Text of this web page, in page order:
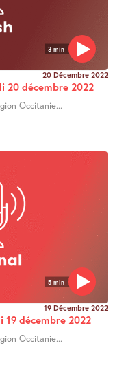
3 min
20 Décembre 2022
20 décembre 2022
Occitanie...
5 min
19 Décembre 2022
19 décembre 2022
Occitanie...